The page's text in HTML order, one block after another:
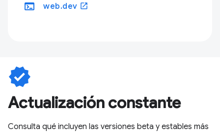
terminal web.dev open_in_new
verified
Actualización constante
Consulta qué incluyen las versiones beta y estables más